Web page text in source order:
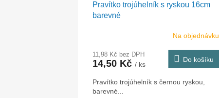
Pravítko trojúhelník s ryskou 16cm
barevné
Na objednávku
11,98 Kč bez DPH
14,50 Kč / ks
Do košíku
Pravítko trojúhelník s černou ryskou,
barevné...